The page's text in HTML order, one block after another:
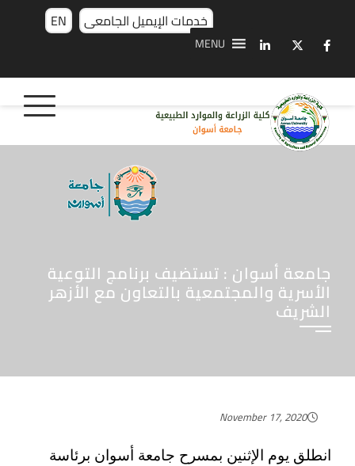
EN خدمات الإيميل الجامعى
MENU
جامعة أسوان : تستضيف برنامج التوعية
الأسرية والمجتمعية بالتعاون مع الأزهر
الشريف
November 17, 2020
انطلق يوم الإثنين بمسرح جامعة أسوان برئاسة